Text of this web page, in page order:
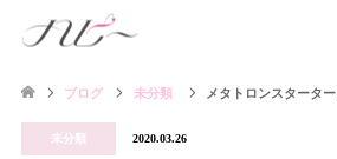
ブログ 未分類 メタトロンスターター
未分類 2020.03.26